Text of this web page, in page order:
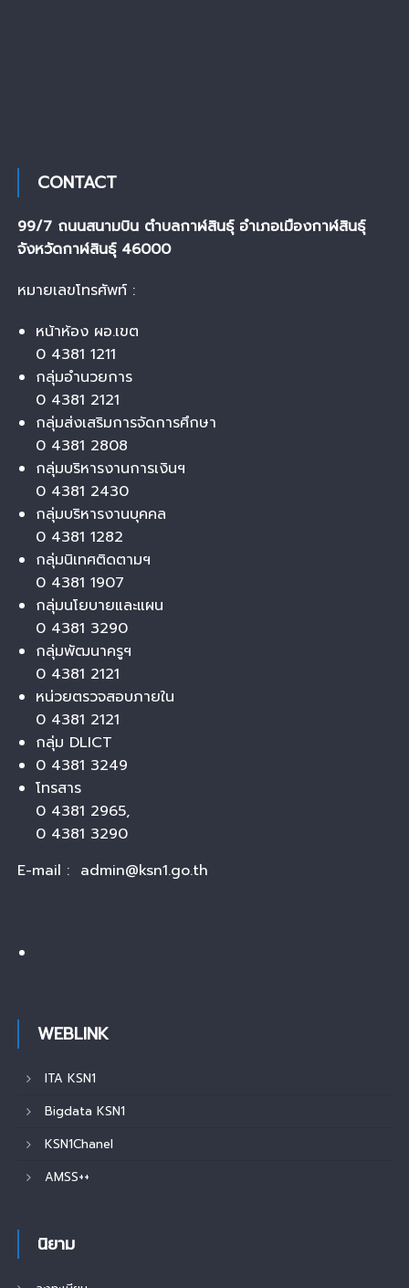
CONTACT
99/7 ถนนสนามบิน ตำบลกาฬสินธุ์ อำเภอเมืองกาฬสินธุ์
จังหวัดกาฬสินธุ์ 46000
หมายเลขโทรศัพท์ :
หน้าห้อง ผอ.เขต
0 4381 1211
กลุ่มอำนวยการ
0 4381 2121
กลุ่มส่งเสริมการจัดการศึกษา
0 4381 2808
กลุ่มบริหารงานการเงินฯ
0 4381 2430
กลุ่มบริหารงานบุคคล
0 4381 1282
กลุ่มนิเทศติดตามฯ
0 4381 1907
กลุ่มนโยบายและแผน
0 4381 3290
กลุ่มพัฒนาครูฯ
0 4381 2121
หน่วยตรวจสอบภายใน
0 4381 2121
กลุ่ม DLICT
0 4381 3249
โทรสาร
0 4381 2965,
0 4381 3290
E-mail : admin@ksn1.go.th
WEBLINK
ITA KSN1
Bigdata KSN1
KSN1Chanel
AMSS++
นิยาม